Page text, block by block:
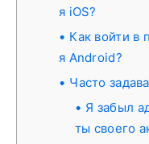
я iOS?
Как войти в
я Android?
Часто
Я забыл
ты своего